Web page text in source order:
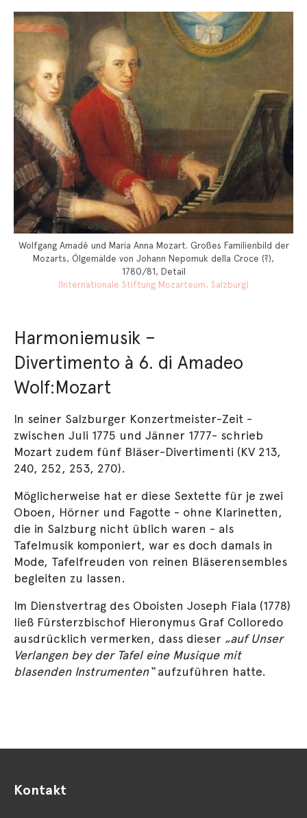
Wolfgang Amadé und Maria Anna Mozart. Großes Familienbild der
Mozarts, Ölgemälde von Johann Nepomuk della Croce (?),
1780/81, Detail
(Internationale Stiftung Mozarteum, Salzburg)
Harmoniemusik –
Divertimento à 6. di Amadeo
Wolf:Mozart
In seiner Salzburger Konzertmeister-Zeit -
zwischen Juli 1775 und Jänner 1777- schrieb
Mozart zudem fünf Bläser-Divertimenti (KV 213,
240, 252, 253, 270).
Möglicherweise hat er diese Sextette für je zwei
Oboen, Hörner und Fagotte - ohne Klarinetten,
die in Salzburg nicht üblich waren - als
Tafelmusik komponiert, war es doch damals in
Mode, Tafelfreuden von reinen Bläserensembles
begleiten zu lassen.
Im Dienstvertrag des Oboisten Joseph Fiala (1778)
ließ Fürsterzbischof Hieronymus Graf Colloredo
ausdrücklich vermerken, dass dieser „auf Unser
Verlangen bey der Tafel eine Musique mit
blasenden Instrumenten“aufzuführen hatte.
Kontakt